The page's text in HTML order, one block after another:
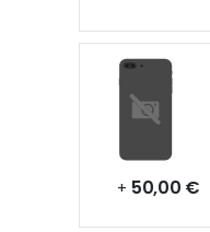
+ 50,00 €